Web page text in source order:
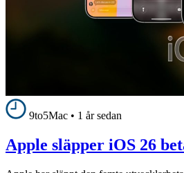
9to5Mac • 1 år sedan
Apple släpper iOS 26